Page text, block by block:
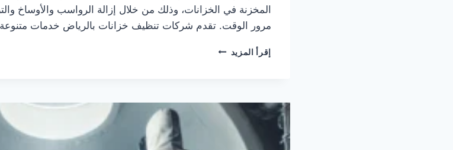
جدة
المزيد
الوسوم
المخزنة في الخزانات، وذلك من خلال إزالة الرواسب والأوساخ
مرور الوقت. تقدم شركات تنظيف خزانات بالرياض خدمات
إقرأ المزيد شركة